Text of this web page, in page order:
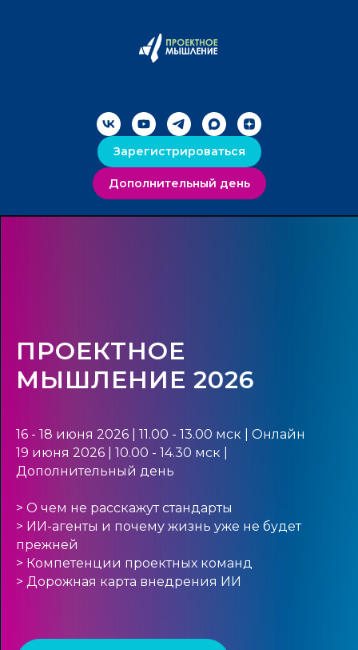
Зарегистрироваться
Дополнительный день
ПРОЕКТНОЕ
МЫШЛЕНИЕ 2026
16 - 18 июня 2026 | 11.00 - 13.00 мск | Онлайн
19 июня 2026 | 10.00 - 14.30 мск |
Дополнительный день
> О чем не расскажут стандарты
> ИИ-агенты и почему жизнь уже не будет
прежней
> Компетенции проектных команд
> Дорожная карта внедрения ИИ